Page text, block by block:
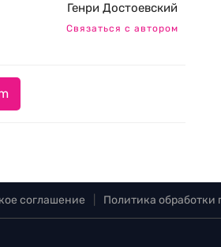
Генри Достоевский
Связаться с автором
соглашение Политика